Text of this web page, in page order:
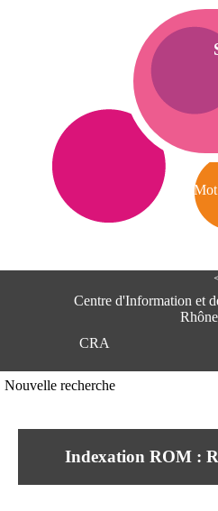
Centre d'Information et
CRA
Nouvelle recherche
Indexation ROM :
A
c
c
e
i
A
e
e
n
o